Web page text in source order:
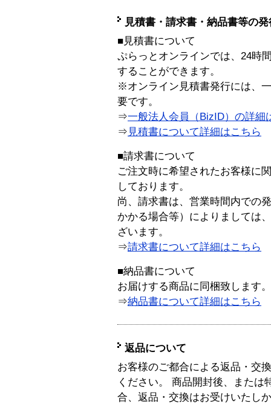
見積書・請求書・納品書等の
■見積書について
ぷらっとオンラインでは、24時
することができます。
※オンライン見積書発行には、
要です。
⇒一般法人会員（BizID）の詳細
⇒ 見積書について詳細はこちら
■請求書について
ご注文時に希望されたお客様に
しております。
尚、請求書は、営業時間内での
かかる場合等）によりましては
ざいます。
⇒請求書について詳細はこちら
■納品書について
お届けする商品に同梱致します。
⇒納品書について詳細はこちら
返品について
お客様のご都合による返品・交
ください。 商品開封後、または
合、返品・交換はお受けいたし